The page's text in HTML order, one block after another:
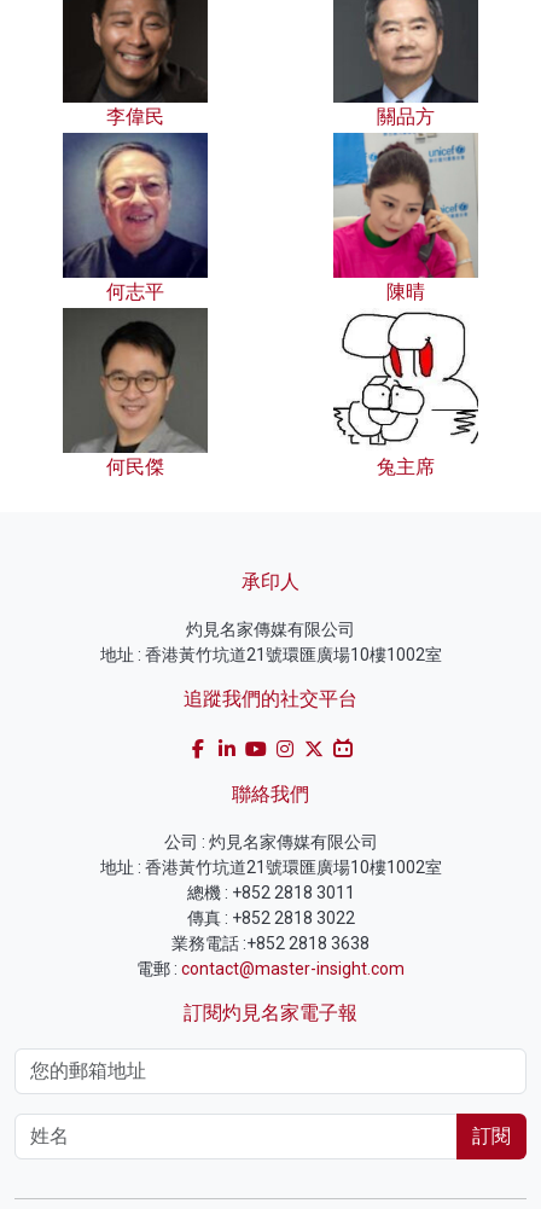
李偉民 關品方
何志平 陳晴
何民傑 兔主席
承印人
灼見名家傳媒有限公司
地址 : 香港黃竹坑道21號環匯廣場10樓1002室
追蹤我們的社交平台
聯絡我們
公司 : 灼見名家傳媒有限公司
地址 : 香港黃竹坑道21號環匯廣場10樓1002室
總機 : +852 2818 3011
傳真 : +852 2818 3022
業務電話 :+852 2818 3638
電郵 : contact@master-insight.com
訂閱灼見名家電子報
訂閱